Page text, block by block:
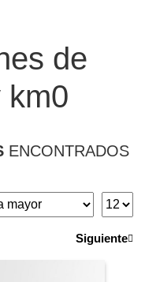
de
km0
ENCONTRADOS
Siguiente